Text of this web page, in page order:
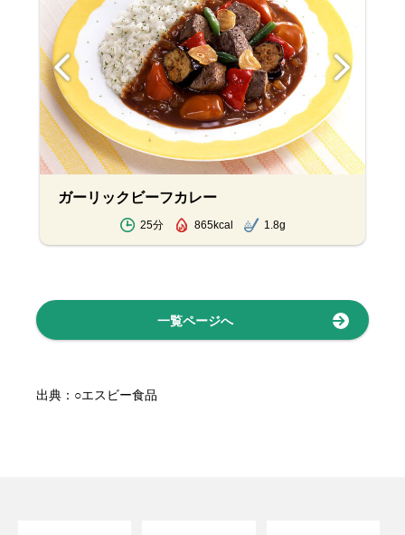
ガーリックビーフカレー
25分 865kcal 1.8g
一覧ページへ
出典：○エスビー食品